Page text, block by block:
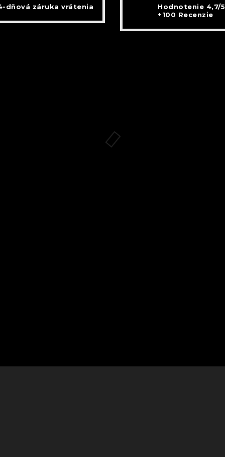
dňová záruka vrátenia
Hodnotenie 4,7/
+100 Recenzie